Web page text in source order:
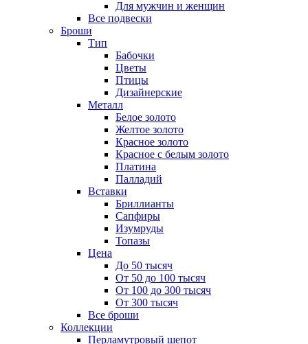
Для мужчин и женщин
Все подвески
Броши
Тип
Бабочки
Цветы
Птицы
Дизайнерские
Металл
Белое золото
Желтое золото
Красное золото
Красное с белым золото
Платина
Палладий
Вставки
Бриллианты
Сапфиры
Изумруды
Топазы
Цена
До 50 тысяч
От 50 до 100 тысяч
От 100 до 300 тысяч
От 300 тысяч
Все броши
Коллекции
Перламутровый шепот